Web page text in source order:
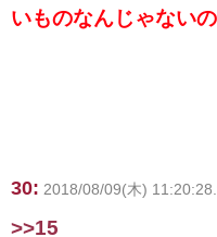
いものなんじゃないの
30: 2018/08/09(木)
>>15